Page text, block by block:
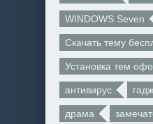
WINDOWS Seven
Скачать тему
Установка тем
антивирус
драма